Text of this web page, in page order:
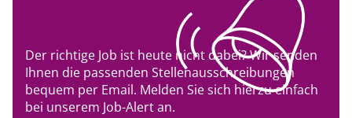
Der richtige Job ist heute nicht dabei? Wir senden
Ihnen die passenden Stellenausschreibungen
bequem per Email. Melden Sie sich hierzu einfach
bei unserem Job-Alert an.